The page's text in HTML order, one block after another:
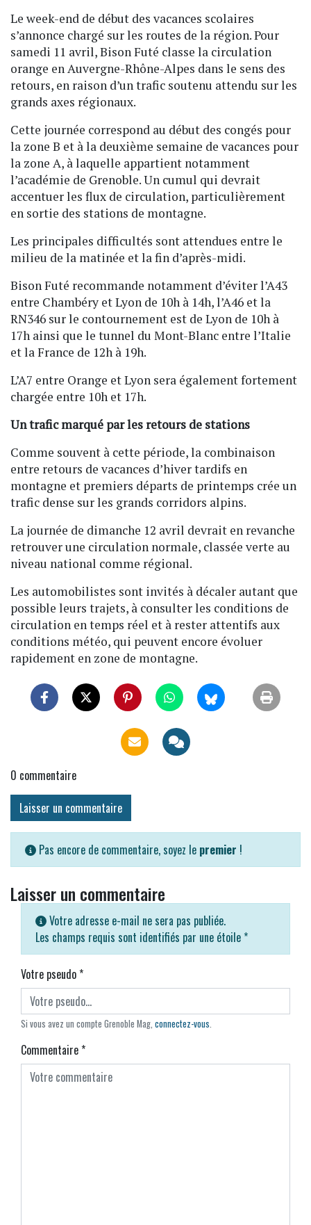
Le week-end de début des vacances scolaires
s’annonce chargé sur les routes de la région. Pour
samedi 11 avril, Bison Futé classe la circulation
orange en Auvergne-Rhône-Alpes dans le sens des
retours, en raison d’un trafic soutenu attendu sur les
grands axes régionaux.
Cette journée correspond au début des congés pour
la zone B et à la deuxième semaine de vacances pour
la zone A, à laquelle appartient notamment
l’académie de Grenoble. Un cumul qui devrait
accentuer les flux de circulation, particulièrement
en sortie des stations de montagne.
Les principales difficultés sont attendues entre le
milieu de la matinée et la fin d’après-midi.
Bison Futé recommande notamment d’éviter l’A43
entre Chambéry et Lyon de 10h à 14h, l’A46 et la
RN346 sur le contournement est de Lyon de 10h à
17h ainsi que le tunnel du Mont-Blanc entre l’Italie
et la France de 12h à 19h.
L’A7 entre Orange et Lyon sera également fortement
chargée entre 10h et 17h.
Un trafic marqué par les retours de stations
Comme souvent à cette période, la combinaison
entre retours de vacances d’hiver tardifs en
montagne et premiers départs de printemps crée un
trafic dense sur les grands corridors alpins.
La journée de dimanche 12 avril devrait en revanche
retrouver une circulation normale, classée verte au
niveau national comme régional.
Les automobilistes sont invités à décaler autant que
possible leurs trajets, à consulter les conditions de
circulation en temps réel et à rester attentifs aux
conditions météo, qui peuvent encore évoluer
rapidement en zone de montagne.
0 commentaire
Laisser un commentaire
Pas encore de commentaire, soyez le premier !
Laisser un commentaire
Votre adresse e-mail ne sera pas publiée.
Les champs requis sont identifiés par une étoile *
Votre pseudo*
Si vous avez un compte Grenoble Mag, connectez-vous.
Commentaire*